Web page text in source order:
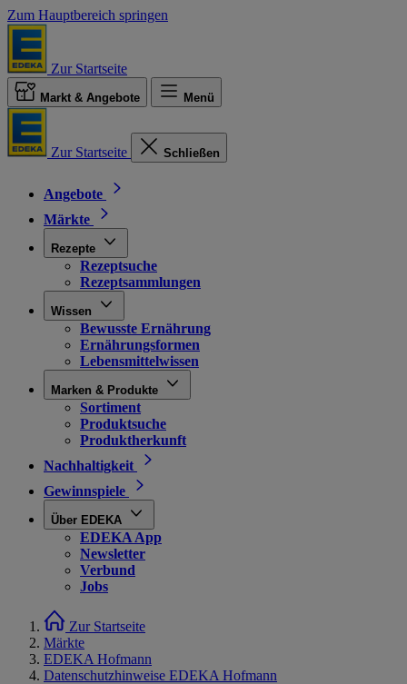
Zum Hauptbereich springen
Zur Startseite
Markt & Angebote Menü
Zur Startseite Schließen
Angebote
Märkte
Rezepte
Rezeptsuche
Rezeptsammlungen
Wissen
Bewusste Ernährung
Ernährungsformen
Lebensmittelwissen
Marken & Produkte
Sortiment
Produktsuche
Produktherkunft
Nachhaltigkeit
Gewinnspiele
Über EDEKA
EDEKA App
Newsletter
Verbund
Jobs
Zur Startseite
Märkte
EDEKA Hofmann
Datenschutzhinweise EDEKA Hofmann